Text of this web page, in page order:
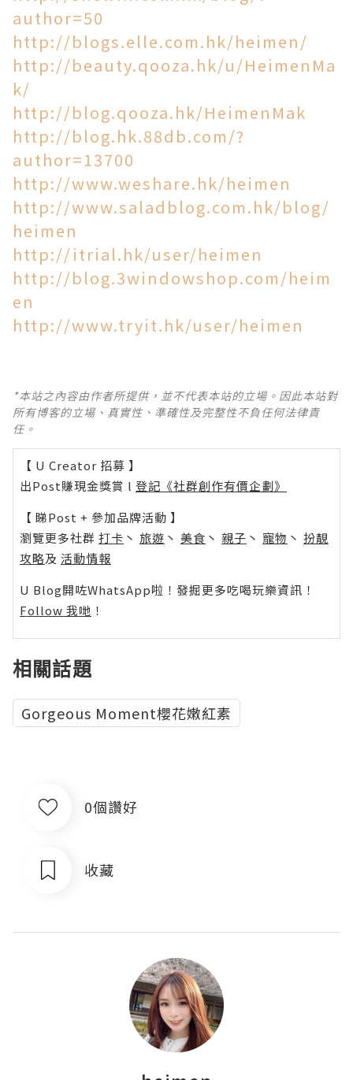
author=50
http://blogs.elle.com.hk/heimen/
http://beauty.qooza.hk/u/HeimenMa
k/
http://blog.qooza.hk/HeimenMak
http://blog.hk.88db.com/?
author=13700
http://www.weshare.hk/heimen
http://www.saladblog.com.hk/blog/
heimen
http://itrial.hk/user/heimen
http://blog.3windowshop.com/heim
en
http://www.tryit.hk/user/heimen
*本站之內容由作者所提供，並不代表本站的立場。因此本站對
所有博客的立場、真實性、準確性及完整性不負任何法律責
任。
【 U Creator 招募 】
出Post賺現金獎賞 l 登記《社群創作有價企劃》
【 睇Post + 參加品牌活動 】
瀏覽更多社群 打卡 丶 旅遊 丶 美食 丶 親子 丶 寵物 丶 扮靚
攻略及 活動情報
U Blog開咗WhatsApp啦！發掘更多吃喝玩樂資訊！
Follow 我哋 ！
相關話題
Gorgeous Moment櫻花嫩紅素
0個讚好
收藏